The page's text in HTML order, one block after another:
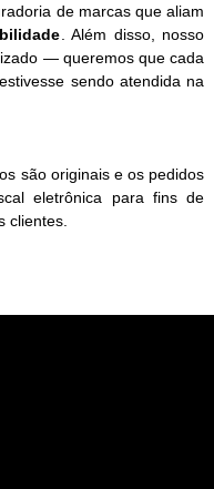
de marcas que aliam
. Além disso, nosso
— queremos que cada
sendo atendida na
são originais e os pedidos
eletrônica para fins de
clientes.